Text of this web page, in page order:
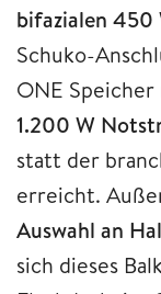
bifazialen 450
Schuko-
ONE
1.200 W
statt der
erreicht.
Auswahl an
sich dieses